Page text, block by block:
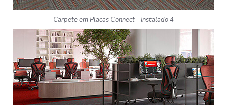
Carpete em Placas Connect - Instalado 4